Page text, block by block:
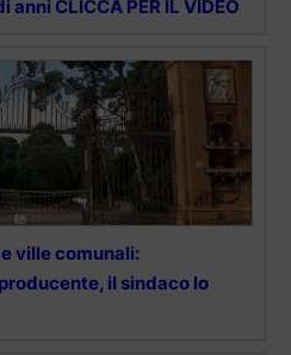
CLICCA PER IL VIDEO
ville comunali:
il sindaco lo